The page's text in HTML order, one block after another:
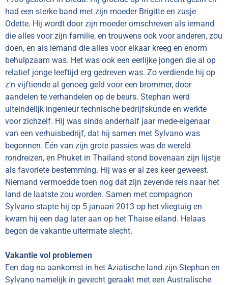
had een sterke band met zijn moeder Brigitte en zusje
Odette. Hij wordt door zijn moeder omschreven als iemand
die alles voor zijn familie, en trouwens ook voor anderen, zou
doen, en als iemand die alles voor elkaar kreeg en enorm
behulpzaam was. Het was ook een eerlijke jongen die al op
relatief jonge leeftijd erg gedreven was. Zo verdiende hij op
z'n vijftiende al genoeg geld voor een brommer, door
aandelen te verhandelen op de beurs. Stephan werd
uiteindelijk ingenieur technische bedrijfskunde en werkte
voor zichzelf. Hij was sinds anderhalf jaar mede-eigenaar
van een verhuisbedrijf, dat hij samen met Sylvano was
begonnen. Eén van zijn grote passies was de wereld
rondreizen, en Phuket in Thailand stond bovenaan zijn lijstje
als favoriete bestemming. Hij was er al zes keer geweest.
Niemand vermoedde toen nog dat zijn zevende reis naar het
land de laatste zou worden. Samen met compagnon
Sylvano stapte hij op 5 januari 2013 op het vliegtuig en
kwam hij een dag later aan op het Thaise eiland. Helaas
begon de vakantie uitermate slecht.
Vakantie vol problemen
Een dag na aankomst in het Aziatische land zijn Stephan en
Sylvano namelijk in gevecht geraakt met een Australische